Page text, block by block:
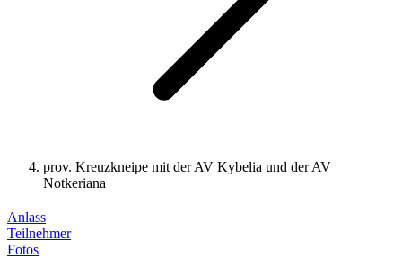
prov. Kreuzkneipe mit der AV Kybelia und der AV
Notkeriana
Anlass
Teilnehmer
Fotos